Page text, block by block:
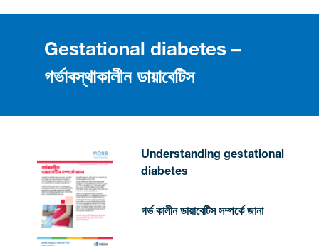
Gestational diabetes –
গর্ভাবস্থাকালীন ডায়াবেটিস
Understanding gestational
diabetes
গর্ভ কালীন ডায়াবেটিস সম্পর্কে জানা